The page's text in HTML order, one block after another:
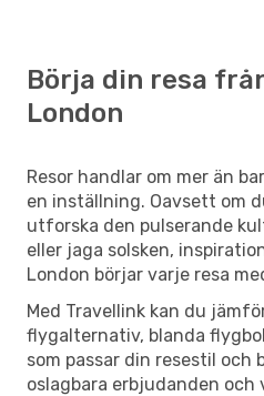
Börja din resa
London
Resor handlar om mer än
en inställning. Oavsett om
utforska den pulserande
eller jaga solsken,
London börjar varje resa
Med Travellink kan du
flygalternativ, blanda
som passar din resestil och
oslagbara erbjudanden